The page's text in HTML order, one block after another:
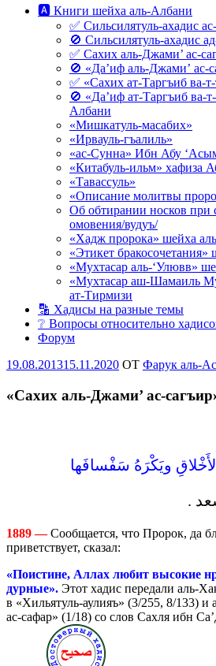
🅰 Книги шейха аль-Албани
✅ Сильсилятуль-ахадис
🚫 Сильсилятуль-ахадис
✅ Сахих аль-Джами’ ас-
🚫 «Да’иф аль-Джами’ ас-
✅ «Сахих ат-Таргъиб ва-
🚫 «Да’иф ат-Таргъиб ва-
Албани
«Мишкатуль-масабих»
«Ирвауль-гъалиль»
«ас-Сунна» Ибн Абу
«Китабуль-ильм» хафиза
«Тавассуль»
«Описание молитвы
Об обтирании носков при
омовения/вудуъ/
«Хадж пророка» шейха
«Этикет
«Мухтасар аль-‘Улювв»
«Мухтасар аш-Шамаиль
ат-Тирмизи
🔡 Хадисы на разные темы
❔ Вопросы относительно
Форум
Опубликовано
19.08.201315.11.2020 OT Фарук аль-
«Сахих аль-Джами’ ас-
ويَكْرَهُ سَفْسافَها
.
1889 — Сообщается, что Пророк, да
приветствует, сказал:
«Поистине, Аллах любит высокие
дурные». Этот хадис передали аль-
в «Хильятуль-аулияъ» (3/255, 8/133)
ас-сафар» (1/18) со слов Сахля ибн